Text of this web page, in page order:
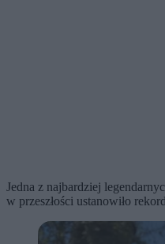
Jedna z najbardziej
w przeszłości ustanowiło